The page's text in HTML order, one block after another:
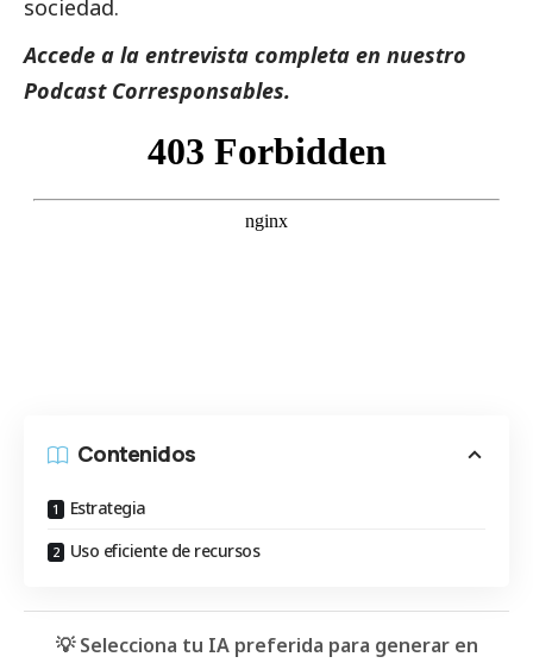
sociedad.
Accede a la entrevista completa en nuestro
Podcast Corresponsables.
Contenidos
Estrategia
Uso eficiente de recursos
💡 Selecciona tu IA preferida para generar en